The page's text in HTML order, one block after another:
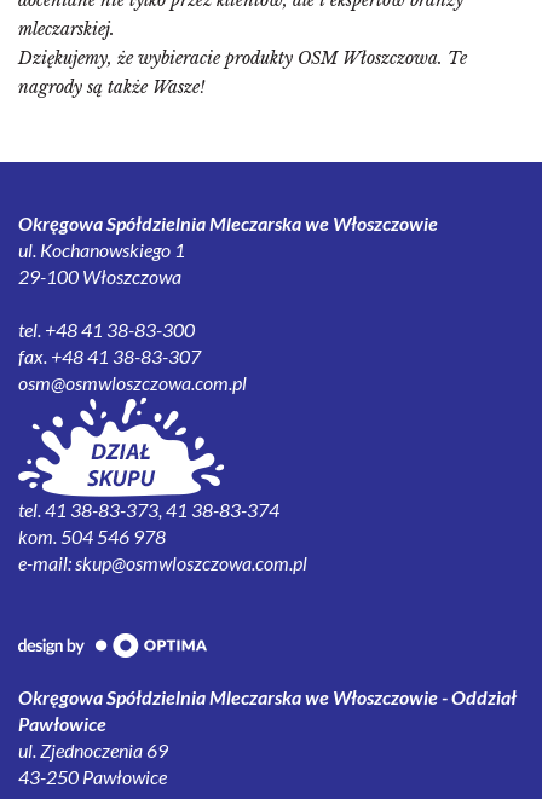
mleczarskiej.
Dziękujemy, że wybieracie produkty OSM Włoszczowa. Te
nagrody są także Wasze!
Okręgowa Spółdzielnia Mleczarska we Włoszczowie
ul. Kochanowskiego 1
29-100 Włoszczowa
tel. +48 41 38-83-300
fax. +48 41 38-83-307
osm@osmwloszczowa.com.pl
tel. 41 38-83-373, 41 38-83-374
kom. 504 546 978
e-mail:skup@osmwloszczowa.com.pl
Okręgowa Spółdzielnia Mleczarska we Włoszczowie - Oddział
Pawłowice
ul. Zjednoczenia 69
43-250 Pawłowice